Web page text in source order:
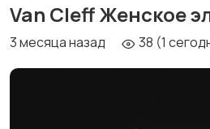
Van Cleff Женское
3 месяца назад 38 (1